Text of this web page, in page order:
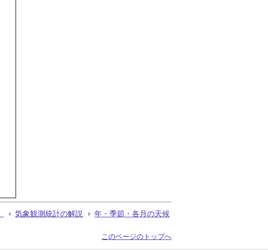
気象観測統計の解説 年・季節・各月の天候
このページのトップへ